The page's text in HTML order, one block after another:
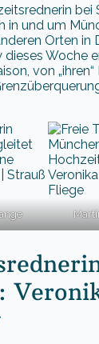
bei
in und um
Orten in
Woche
von „ihren“